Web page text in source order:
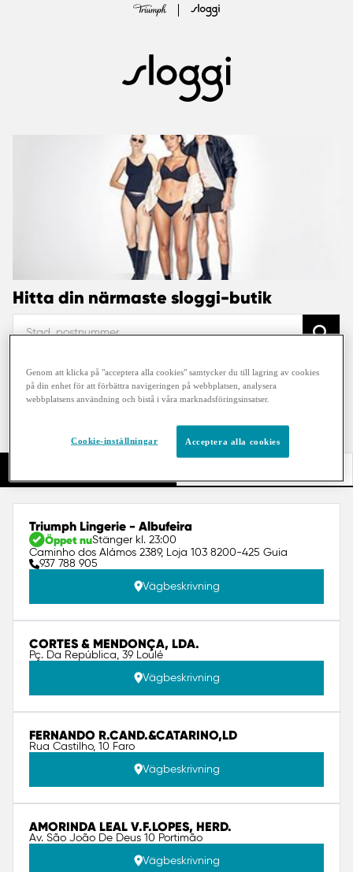
Hitta din närmaste sloggi-butik
accessibility.searchform.label.searchinput
Hitta mig
sloggi Butik i Faro
Triumph Lingerie - Albufeira
Öppet nuStänger kl. 23:00
Caminho dos Alámos 2389, Loja 103 8200-425 Guia
937 788 905
Vägbeskrivning
CORTES & MENDONÇA, LDA.
Pç. Da República, 39 Loulé
Vägbeskrivning
FERNANDO R.CAND.&CATARINO,LD
Rua Castilho, 10 Faro
Vägbeskrivning
AMORINDA LEAL V.F.LOPES, HERD.
Av. São João De Deus 10 Portimão
Vägbeskrivning
Genom att klicka på "acceptera alla cookies" samtycker du till lagring av cookies
på din enhet för att förbättra navigeringen på webbplatsen, analysera
webbplatsens användning och bistå i våra marknadsföringsinsatser.
Cookie-inställningar Acceptera alla cookies